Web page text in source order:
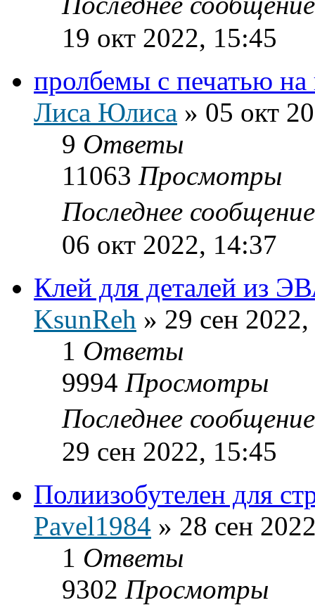
19 окт 2022, 15:45
пролбемы с печатью
Лиса Юлиса » 05 окт
9 Ответы
11063 Просмотры
Последнее
06 окт 2022, 14:37
Клей для деталей из
KsunReh » 29 сен
1 Ответы
9994 Просмотры
Последнее
29 сен 2022, 15:45
Полиизобутелен для
Pavel1984 » 28 сен
1 Ответы
9302 Просмотры